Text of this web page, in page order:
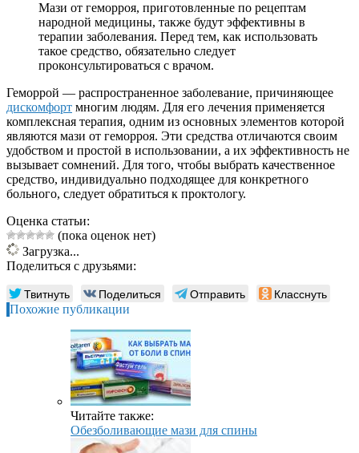
Мази от геморроя, приготовленные по рецептам
народной медицины, также будут эффективны в
терапии заболевания. Перед тем, как использовать
такое средство, обязательно следует
проконсультироваться с врачом.
Геморрой — распространенное заболевание, причиняющее
дискомфорт многим людям. Для его лечения применяется
комплексная терапия, одним из основных элементов которой
являются мази от геморроя. Эти средства отличаются своим
удобством и простой в использовании, а их эффективность не
вызывает сомнений. Для того, чтобы выбрать качественное
средство, индивидуально подходящее для конкретного
больного, следует обратиться к проктологу.
Оценка статьи:
(пока оценок нет)
Загрузка...
Поделиться с друзьями:
Твитнуть Поделиться Отправить Класснуть
Похожие публикации
Читайте также:
Обезболивающие мази для спины